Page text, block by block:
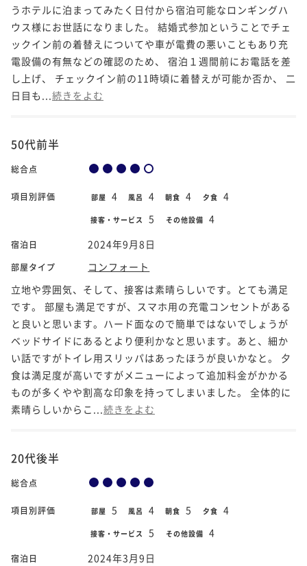
うホテルに泊まってみたく日付から宿泊可能なロンギングハ
ウス様にお世話になりました。 結婚式参加ということでチェ
ックイン前の着替えについてや車が電費の悪いこともあり充
電設備の有無などの確認のため、 宿泊１週間前にお電話を差
し上げ、 チェックイン前の11時頃に着替えが可能か否か、 二
日目も... 続きをよむ
50代前半
総合点
項目別評価 部屋 4 風呂 4 朝食 4 夕食 4
接客・サービス 5 その他設備 4
宿泊日 2024年9月8日
部屋タイプ
コンフォート
立地や雰囲気、そして、接客は素晴らしいです。とても満足
です。 部屋も満足ですが、スマホ用の充電コンセントがある
と良いと思います。ハード面なので簡単ではないでしょうが
ベッドサイドにあるとより便利かなと思います。あと、細か
い話ですがトイレ用スリッパはあったほうが良いかなと。 夕
食は満足度が高いですがメニューによって追加料金がかかる
ものが多くやや割高な印象を持ってしまいました。 全体的に
素晴らしいからこ... 続きをよむ
20代後半
総合点
項目別評価 部屋 5 風呂 4 朝食 5 夕食 4
接客・サービス 5 その他設備 4
宿泊日 2024年3月9日